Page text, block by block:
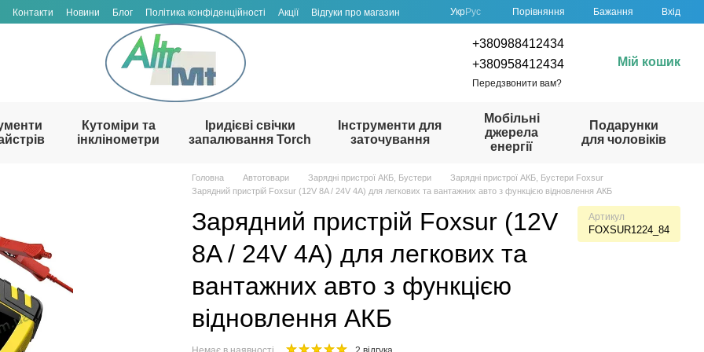
Контакти Новини Блог Політика конфіденційності Акції
Відгуки про магазин
УкрРус Порівняння Бажання Вхід
+380988412434
+380958412434
Передзвонити вам?
Мій кошик
Кутоміри та
інклінометри
Іридієві свічки
запалювання Torch
Інструменти для
заточування
Мобільні
джерела
енергії
Подарунки
для чоловіків
Головна Автотовари Зарядні пристрої АКБ, Бустери
Зарядні пристрої АКБ, Бустери Foxsur
Зарядний пристрій Foxsur (12V 8A / 24V 4A) для легкових та вантажних авто з функцією відновлення АКБ
Зарядний пристрій Foxsur (12V
8A / 24V 4A) для легкових та
вантажних авто з функцією
відновлення АКБ
Артикул
FOXSUR1224_84